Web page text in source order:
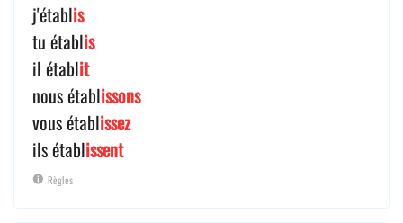
j'établis
tu établis
il établit
nous établissons
vous établissez
ils établissent
Règles